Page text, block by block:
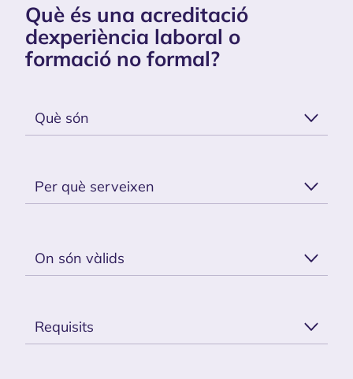
Què és una acreditació
dexperiència laboral o
formació no formal?
Què són
Per què serveixen
On són vàlids
Requisits